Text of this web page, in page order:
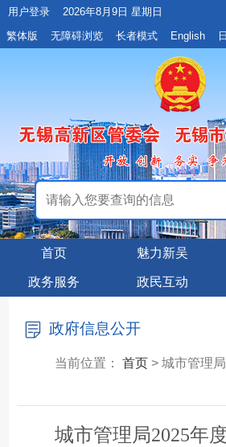
用户登录
2026年8月9日 星期日
繁体版
无障碍浏览 长者模式 English
首页 魅力新吴
政务服务 政民互动
政府信息公开
当前位置： 首页> 城市管理
城市管理局2025年